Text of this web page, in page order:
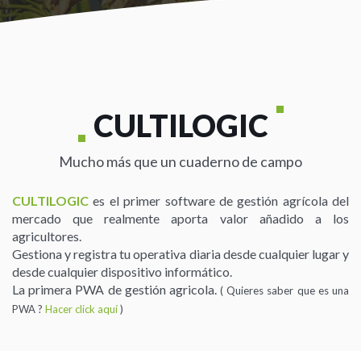
CULTILOGIC
Mucho más que un cuaderno de campo
CULTILOGIC es el primer software de gestión agrícola del
mercado que realmente aporta valor añadido a los
agricultores.
Gestiona y registra tu operativa diaria desde cualquier lugar y
desde cualquier dispositivo informático.
La primera PWA de gestión agricola.( Quieres saber que es una
PWA ? Hacer click aquí)